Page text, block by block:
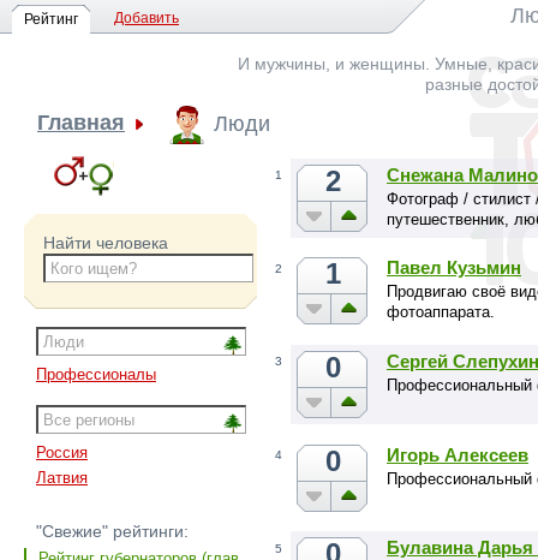
Рейтинг Добавить
И мужчины, и женщины. Умные,
разные
Главная Люди
Найти человека
Профессионалы
Россия
Латвия
"Свежие" рейтинги:
1 2 Снежана
Фотограф / стилист
путешественник,
2 1 Павел Кузьмин
Продвигаю своё
фотоаппарата.
3 0 Сергей Слепухин
Профессиональный
4 0 Игорь Алексеев
Профессиональный
5 Булавина Дарья